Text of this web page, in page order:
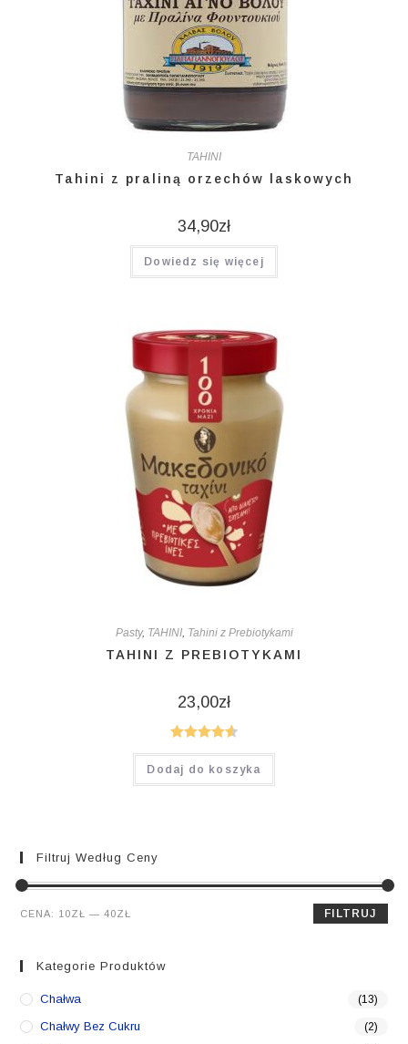
TAHINI
Tahini z praliną orzechów laskowych
34,90zł
Dowiedz się więcej
Pasty, TAHINI, Tahini z Prebiotykami
TAHINI Z PREBIOTYKAMI
23,00zł
Oceniono
4.60na 5
Dodaj do koszyka
Filtruj Według Ceny
Cena
Cena
FILTRUJ
CENA: 10ZŁ —40ZŁ
Kategorie Produktów
Chałwa (13)
Chałwy Bez Cukru (2)